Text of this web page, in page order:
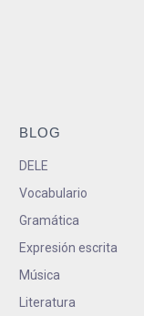
BLOG
DELE
Vocabulario
Gramática
Expresión escrita
Música
Literatura